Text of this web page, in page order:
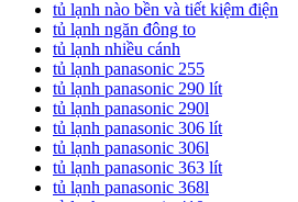
tủ lạnh nào bền và tiết kiệm điện
tủ lạnh ngăn đông to
tủ lạnh nhiều cánh
tủ lạnh panasonic 255
tủ lạnh panasonic 290 lít
tủ lạnh panasonic 290l
tủ lạnh panasonic 306 lít
tủ lạnh panasonic 306l
tủ lạnh panasonic 363 lít
tủ lạnh panasonic 368l